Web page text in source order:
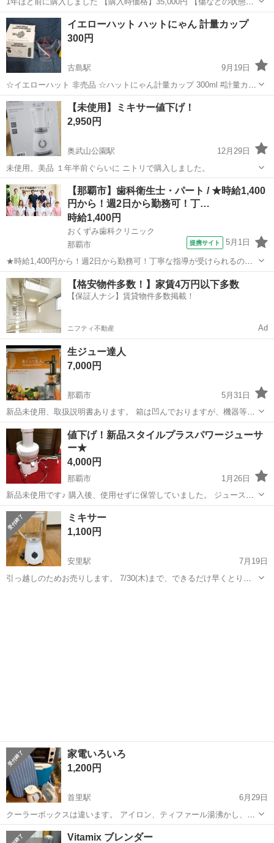
とくに目立った傷はありません。 【アピールポイント】動作確認済み
【希望取引場所】玄関前 【希望取引日時】要相談 上記の条件に合わせ
てくださる方を優...
沖縄 那覇市 おもろまち駅 キッチン家電 バーミックス
イエローハット ハットにゃん 計量カップ
300円
古島駅
9月19日
☆イエローハット 非売品 ☆ハットにゃん計量カップ 300ml #計量カッ
プ #電子レンジ対応 #食洗機対応 ￼2分前に更新
沖縄 那覇市 古島駅 キッチン家電 計量カップ
【未使用】ミキサー値下げ！
2,950円
奥武山公園駅
12月29日
未使用。美品 １年半前ぐらいに ニトリで購入しました。
沖縄 那覇市 奥武山公園駅 キッチン家電 ミキサー
【那覇市】歯科衛生士・パート / ★時給1,400
円から！週2日から勤務可！丁…
時給1,400円
おくずみ歯科クリニック
那覇市
提携サイト 5月1日
★時給1,400円から！週2日から勤務可！丁寧な指導が受けられるので
ブランクがある方でも安心してお仕事を始められるクリニックです★
時給： 1,400円~ アクセス：ゆいレール 古島 車で11分 オススメコメン
ト ●時...
沖縄 那覇市 歯科衛生士
【格安物件多数！】家賃4万円以下多数
【保証人ナシ】賃貸物件多数掲載！
ニフティ不動産 Ad
生ジュー達人
7,000円
那覇市
5月31日
新品未使用、取扱説明書あります。 箱は凹んでおりますが、機器等問
題ありません。 好きな果物、野菜で100%のジュースを作る事ができ
大人、お子様で美味しく飲む事ができます！
沖縄 那覇市 キッチン家電 ジュース
値下げ！新品スタイルプラスパワージューサ
ー★
4,000円
那覇市
1月26日
新品未使用です♪ 購入後、使用せずに保管していました。 ジュース作
り好きな方 定価の半額でどうでしょうか？(*≧∀≦*) さらに値引きしま
した★
沖縄 那覇市 キッチン家電
ミキサー
1,100円
安里駅
7月19日
引っ越しのためお売りします。 7/30(木)まで、できるだけ早くとりに
家電いろいろ
1,200円
首里駅
6月29日
クーラーボックスは違います。 アイロン、ティファール湯沸かし、ア
イロン代、オーブントースター
沖縄 那覇市 キッチン家電
Vitamix ブレンダー